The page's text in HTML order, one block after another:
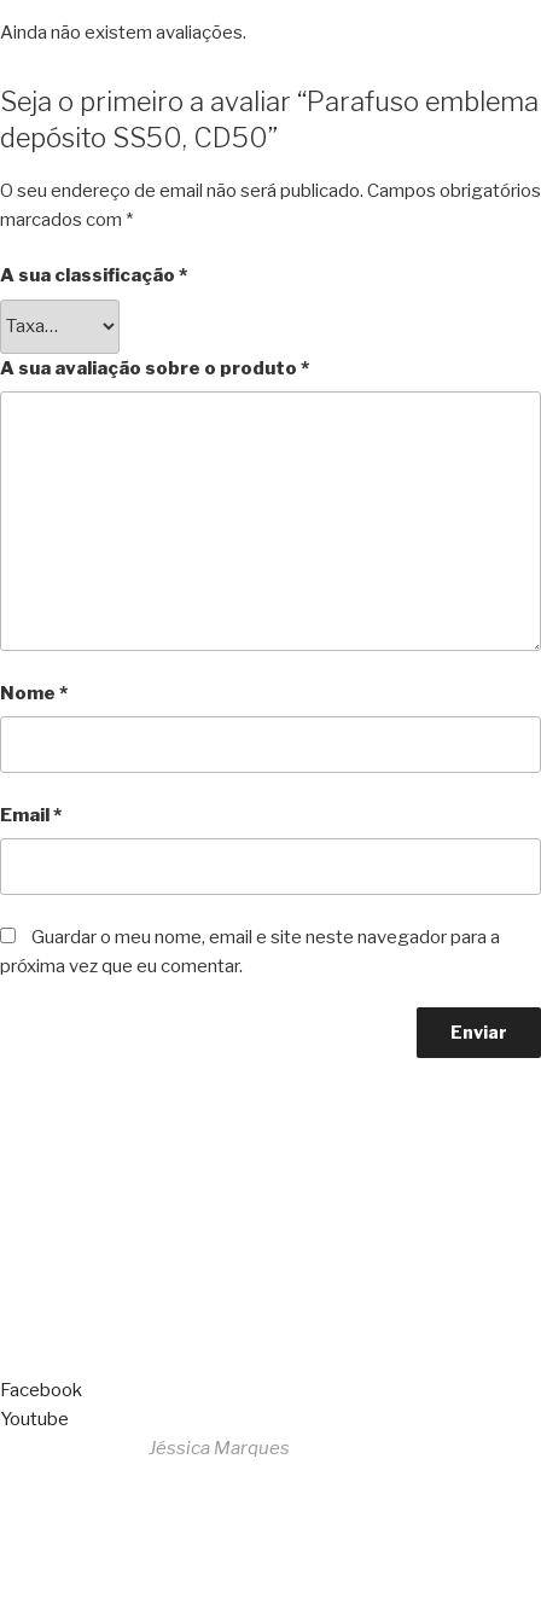
Ainda não existem avaliações.
Seja o primeiro a avaliar “Parafuso emblema
depósito SS50, CD50”
O seu endereço de email não será publicado. Campos obrigatórios
marcados com *
A sua classificação *
A sua avaliação sobre o produto *
Nome *
Email*
Guardar o meu nome, email e site neste navegador para a
próxima vez que eu comentar.
Facebook
Youtube
Jéssica Marques